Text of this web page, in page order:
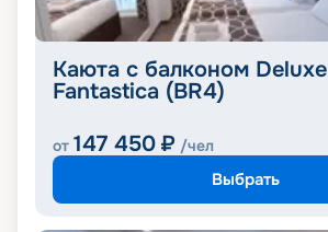
Каюта с балконом Deluxe
Fantastica (BR4)
от 147 450 ₽ /чел
Выбрать